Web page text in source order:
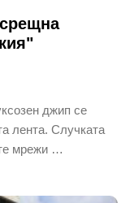
джип се
лента. Случката
мрежи …